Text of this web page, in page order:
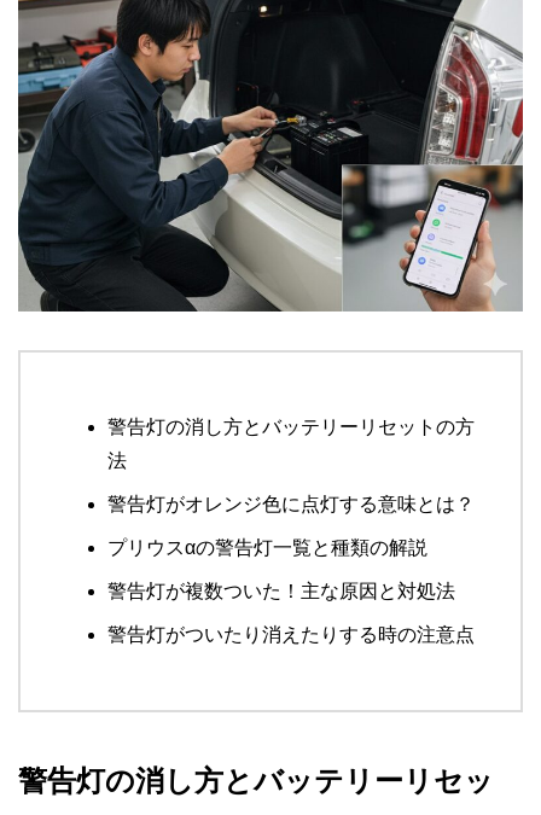
警告灯の消し方とバッテリーリセットの方
法
警告灯がオレンジ色に点灯する意味とは？
プリウスαの警告灯一覧と種類の解説
警告灯が複数ついた！主な原因と対処法
警告灯がついたり消えたりする時の注意点
警告灯の消し方とバッテリーリセッ